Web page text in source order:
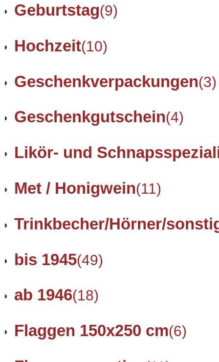
Geburtstag(9)
Hochzeit(10)
Geschenkverpackungen(3)
Geschenkgutschein(4)
Likör- und
Met / Honigwein(11)
Trinkbecher/Hörner/
bis 1945(49)
ab 1946(18)
Flaggen 150x250 cm(6)